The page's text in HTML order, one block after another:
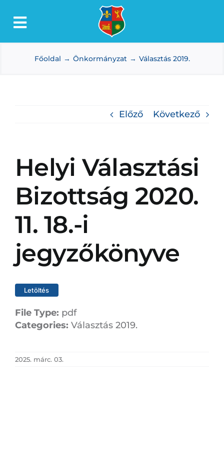
Toggle
Lőkösháza
Intézmények
Főoldal Önkormányzat Választás 2019.
Előző Következő
Helyi Választási
Bizottság 2020.
11. 18.-i
jegyzőkönyve
Letöltés
File Type: pdf
Categories: Választás 2019.
2025. márc. 03.